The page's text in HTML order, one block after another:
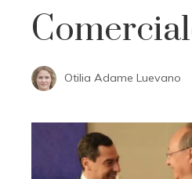
Otilia Adame Luevano